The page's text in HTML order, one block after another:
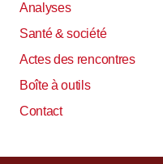
Analyses
Santé & société
Actes des rencontres
Boîte à outils
Contact